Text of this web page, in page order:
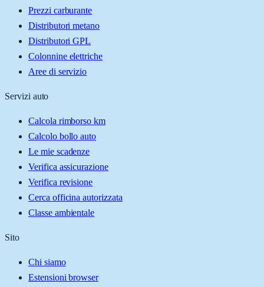
Prezzi carburante
Distributori metano
Distributori GPL
Colonnine elettriche
Aree di servizio
Servizi auto
Calcola rimborso km
Calcolo bollo auto
Le mie scadenze
Verifica assicurazione
Verifica revisione
Cerca officina autorizzata
Classe ambientale
Sito
Chi siamo
Estensioni browser